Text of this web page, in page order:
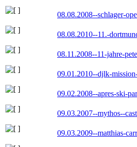
08.08.2008--schlager-
08.08.2010--11.-
08.11.2008--11-jahre-
09.01.2010--djlk-
09.02.2008--apres-ski-
09.03.2007--mythos--
09.03.2009--matthias-